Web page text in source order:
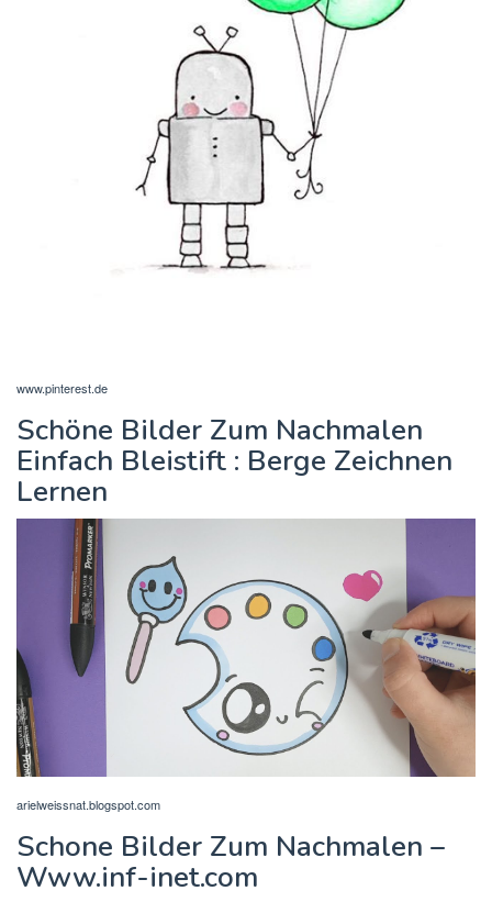
www.pinterest.de
Schöne Bilder Zum Nachmalen
Einfach Bleistift : Berge Zeichnen
Lernen
arielweissnat.blogspot.com
Schone Bilder Zum Nachmalen –
Www.inf-inet.com